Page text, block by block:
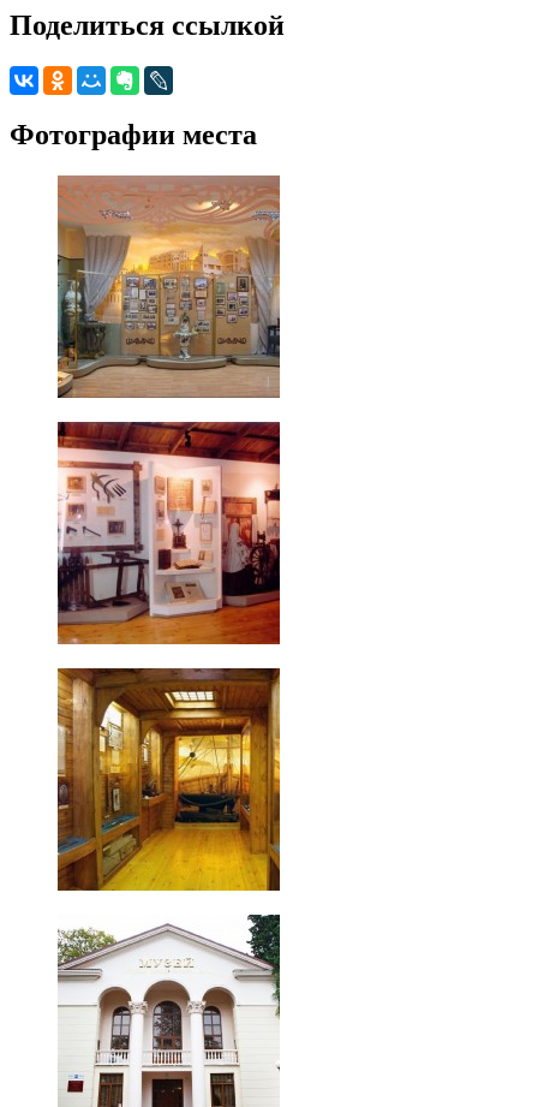
Поделиться ссылкой
Фотографии места